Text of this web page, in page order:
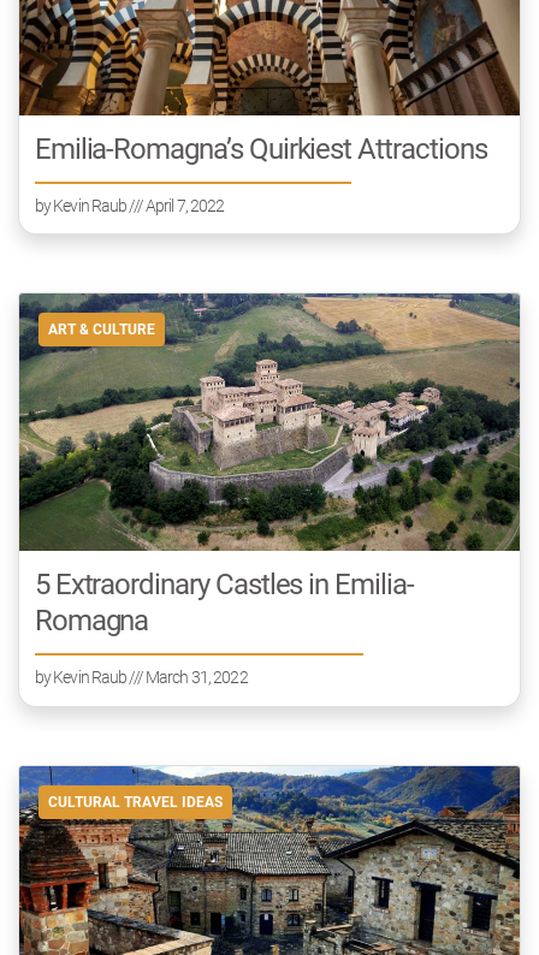
Emilia-Romagna’s Quirkiest Attractions
byKevin Raub/// April 7, 2022
ART & CULTURE
5 Extraordinary Castles in Emilia-
Romagna
byKevin Raub/// March 31, 2022
CULTURAL TRAVEL IDEAS